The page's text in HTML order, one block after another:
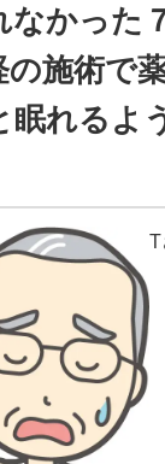
なかった
の施術で
眠れるよ